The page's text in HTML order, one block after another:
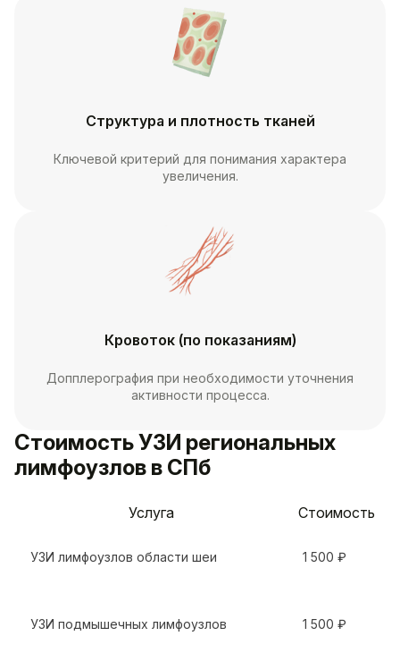
Структура и плотность тканей
Ключевой критерий для понимания характера
увеличения.
Кровоток (по показаниям)
Допплерография при необходимости уточнения
активности процесса.
Стоимость УЗИ региональных
лимфоузлов в СПб
Услуга Стоимость
УЗИ лимфоузлов области шеи 1 500 ₽
УЗИ подмышечных лимфоузлов 1 500 ₽